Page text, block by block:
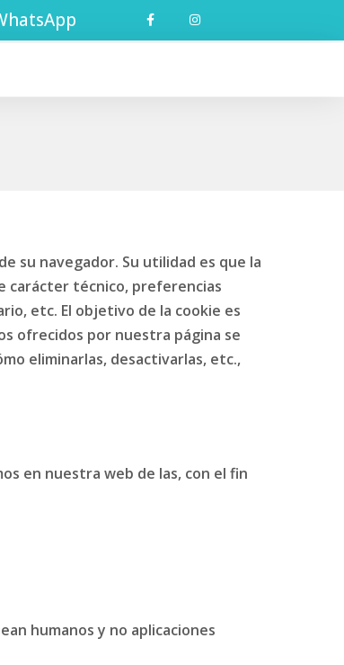
su navegador. Su utilidad es que la
carácter técnico, preferencias
etc. El objetivo de la cookie es
ofrecidos por nuestra página se
eliminarlas, desactivarlas, etc.,
en nuestra web de las, con el fin
humanos y no aplicaciones